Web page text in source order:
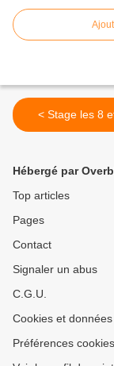
< Stage les 8
Hébergé par
Top articles
Pages
Contact
Signaler un abus
C.G.U.
Cookies et
Préférences cookies